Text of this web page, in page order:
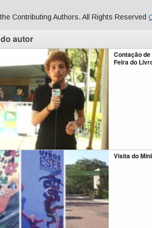
Contributing Authors. All Rights Reserved
autor
Contação
Feira do
Visita do